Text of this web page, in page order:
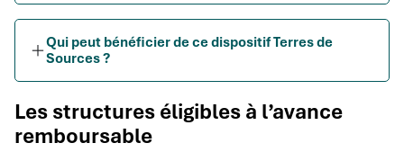
Qui peut bénéficier de ce dispositif Terres de
Sources ?
Les structures éligibles à l’avance
remboursable